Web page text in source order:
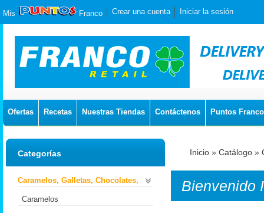
Mis Franco Crear una cuenta Iniciar la sesión
Ofertas Recetas Nuestras Tiendas Contáctenos Puntos Franco
Inicio » Catálogo »
Bienvenido
Categorías
Caramelos, Galletas, Chocolates,
Caramelos